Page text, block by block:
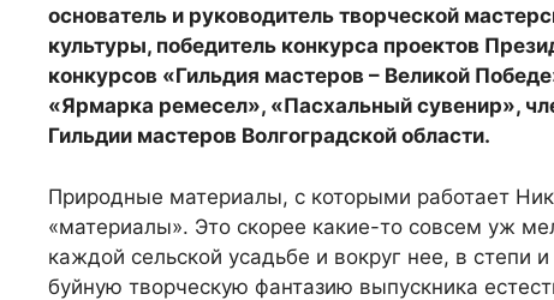
основатель и руководитель творческой
культуры, победитель конкурса проектов
конкурсов «Гильдия мастеров – Великой
«Ярмарка ремесел», «Пасхальный сувенир»,
Гильдии мастеров Волгоградской области.
Природные материалы, с которыми работает
«материалы». Это скорее какие-то совсем уж
каждой сельской усадьбе и вокруг нее, в
буйную творческую фантазию выпускника